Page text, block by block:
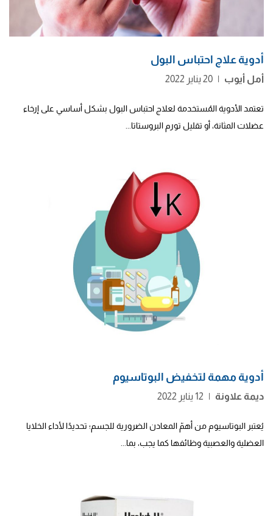
أدوية علاج احتباس البول
أمل أيوب | 20 يناير 2022
تعتمد الأدوية المُستخدمة لعلاج احتباس البول بشكل أساسي على إرخاء
عضلات المثانة، أو تقليل تورم البروستاتا...
أدوية مهمة لتخفيض البوتاسيوم
ديمة علاونة | 12 يناير 2022
يُعتبر البوتاسيوم من أهمّ المعادن الضرورية للجسم؛ تحديدًا لأداء الخلايا
العضلية والعصبية وظائفها كما يجب، بما...